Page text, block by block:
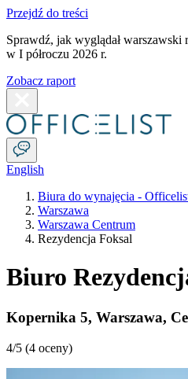
Przejdź do treści
Sprawdź, jak wyglądał
w I półroczu 2026 r.
Zobacz raport
English
Biura do wynajęcia -
Warszawa
Warszawa Centrum
Rezydencja Foksal
Biuro
Kopernika 5, Warszawa,
4/5 (4 oceny)